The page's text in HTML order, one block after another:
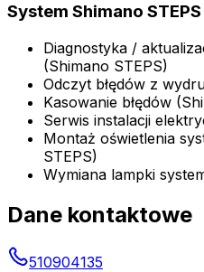
System Shimano STEPS
Diagnostyka /
(Shimano STEPS)
Odczyt błędów z
Kasowanie błędów
Serwis instalacji
Montaż oświetlenia
STEPS)
Wymiana lampki
Dane kontaktowe
510904135